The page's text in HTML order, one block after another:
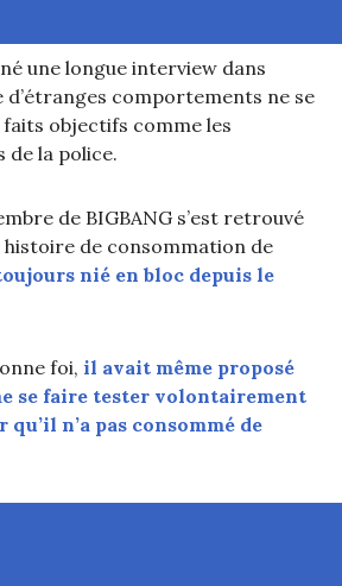
une longue interview dans
d’étranges comportements ne se
faits objectifs comme les
de la police.
de BIGBANG s’est retrouvé
histoire de consommation de
nié en bloc depuis le
foi, il avait même proposé
se faire tester volontairement
n’a pas consommé de